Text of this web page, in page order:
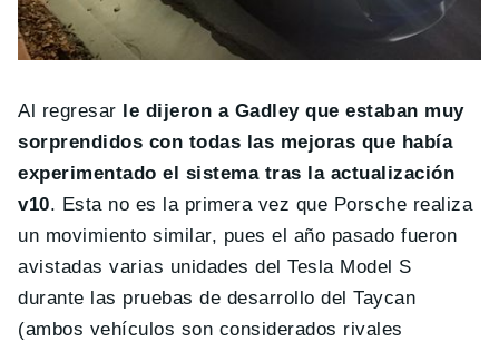
Al regresar le dijeron a Gadley que estaban muy
sorprendidos con todas las mejoras que había
experimentado el sistema tras la actualización
v10. Esta no es la primera vez que Porsche realiza
un movimiento similar, pues el año pasado fueron
avistadas varias unidades del Tesla Model S
durante las pruebas de desarrollo del Taycan
(ambos vehículos son considerados rivales